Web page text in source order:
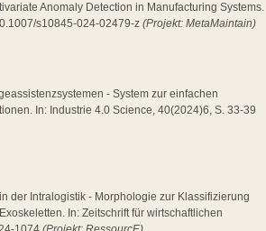
Anomaly Detection in Manufacturing Systems.
s10845-024-02479-z(Projekt: MetaMaintain)
- System zur einfachen
In: Industrie 4.0 Science, 40(2024)6, S. 33-39
der Intralogistik - Morphologie zur Klassifizierung
In: Zeitschrift für wirtschaftlichen